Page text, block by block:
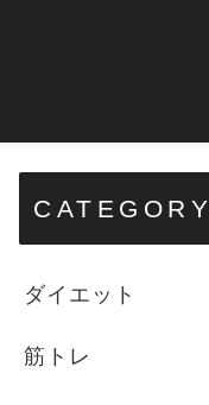
CATEGORY
ダイエット
筋トレ